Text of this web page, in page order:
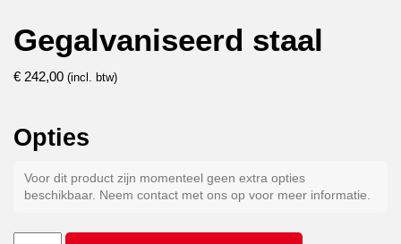
Gegalvaniseerd staal
€ 242,00 (incl. btw)
Opties
Voor dit product zijn momenteel geen extra opties
beschikbaar. Neem contact met ons op voor meer informatie.
Gegalvaniseerd